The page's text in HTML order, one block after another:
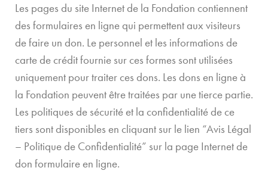
Les pages du site Internet de la Fondation contiennent
des formulaires en ligne qui permettent aux visiteurs
de faire un don. Le personnel et les informations de
carte de crédit fournie sur ces formes sont utilisées
uniquement pour traiter ces dons. Les dons en ligne à
la Fondation peuvent être traitées par une tierce partie.
Les politiques de sécurité et la confidentialité de ce
tiers sont disponibles en cliquant sur le lien “Avis Légal
– Politique de Confidentialité” sur la page Internet de
don formulaire en ligne.